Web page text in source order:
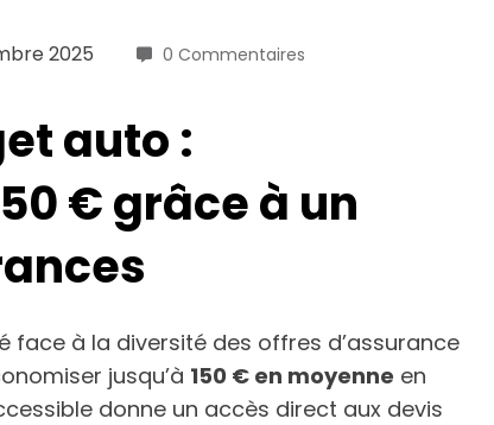
2025 0 Commentaires
auto :
€ grâce à un
face à la diversité des offres d’assurance
jusqu’à 150 € en moyenne en
donne un accès direct aux devis